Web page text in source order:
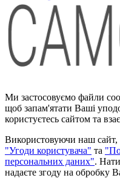
Ми застосовуємо файли
щоб запам'ятати Ваші
користуєтесь сайтом та
Використовуючи наш
"Угоди користувача" та
персональних даних".
надаєте згоду на обробку